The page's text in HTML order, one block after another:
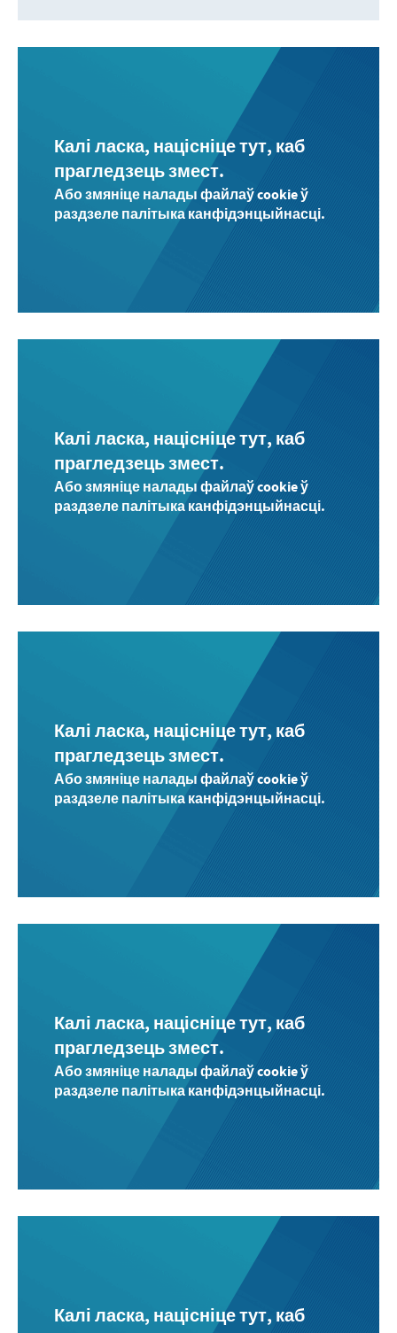
Калі ласка, націсніце тут, каб
прагледзець змест.
Або змяніце налады файлаў cookie ў
раздзеле палітыка канфідэнцыйнасці.
Калі ласка, націсніце тут, каб
прагледзець змест.
Або змяніце налады файлаў cookie ў
раздзеле палітыка канфідэнцыйнасці.
Калі ласка, націсніце тут, каб
прагледзець змест.
Або змяніце налады файлаў cookie ў
раздзеле палітыка канфідэнцыйнасці.
Калі ласка, націсніце тут, каб
прагледзець змест.
Або змяніце налады файлаў cookie ў
раздзеле палітыка канфідэнцыйнасці.
Калі ласка, націсніце тут, каб